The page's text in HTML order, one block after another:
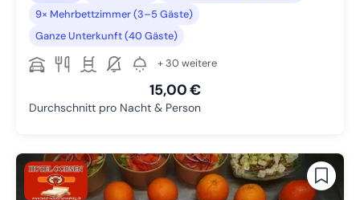
9× Mehrbettzimmer (3–5 Gäste)
Ganze Unterkunft (40 Gäste)
+ 30 weitere
15,00 €
Durchschnitt pro Nacht & Person